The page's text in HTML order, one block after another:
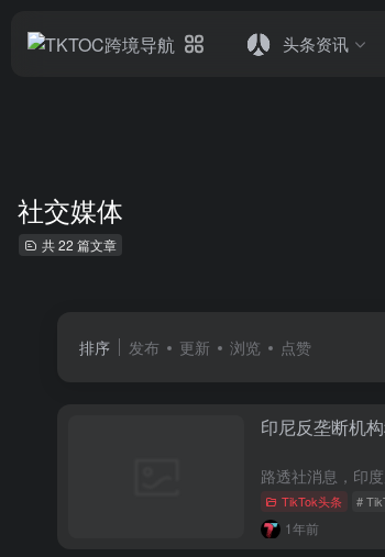
头条资讯
社交媒体
共 22 篇文章
排序 发布 更新 浏览 点赞
印尼反垄断机
TikTok头条 #
1年前